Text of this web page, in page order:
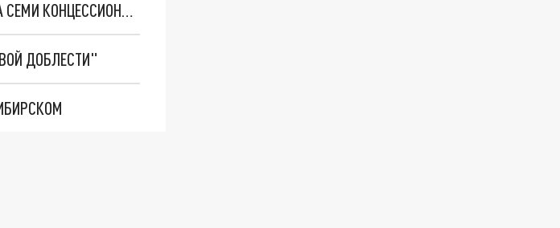
В МИНЗДРАВЕ НОВОСИБИРСКОЙ ОБЛАСТИ РАССКАЗАЛИ О СРОКАХ ВВОДА СЕМИ КОНЦЕССИОННЫХ ПОЛИКЛИНИК
ДОБЛЕСТИ"